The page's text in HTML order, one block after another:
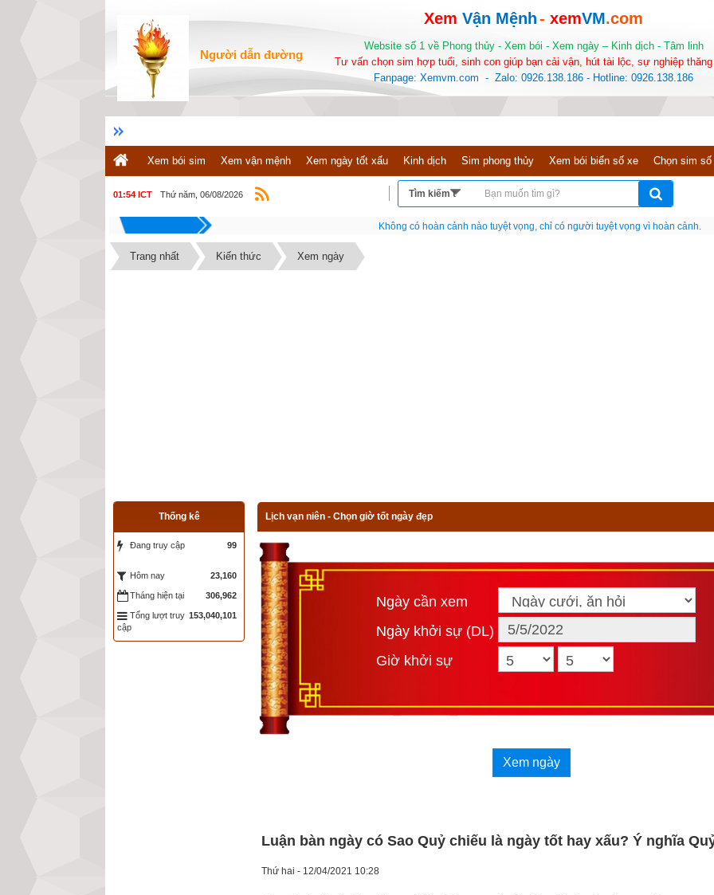
Người dẫn đường
Xem Vận Mệnh- xemVM.com
Website số 1 về Phong thủy - Xem bói - Xem ngày – Kinh dịch - Tâm linh
Tư vấn chọn sim hợp tuổi, sinh con giúp bạn cải vận, hút tài lộc, sự nghiệp
Fanpage: Xemvm.com - Zalo: 0926.138.186 - Hotline: 0926.138.186
Xem bói sim Xem vận mệnh Xem ngày tốt xấu Kinh dịch Sim phong thủy Xem bói biển số xe Chọn sim số
01:54 ICT Thứ năm, 06/08/2026
Nếu như không chịu học tập thì cho dù đi vạn dặm đường cũng chỉ là anh đưa
Trang nhất Kiến thức Xem ngày
Lịch vạn niên - Chọn giờ tốt ngày đẹp
Ngày cần xem
Ngày khởi sự (DL)
Giờ khởi sự
Xem ngày
Luận bàn ngày có Sao Quỷ chiếu là ngày tốt hay xấu? Ý nghĩa
Thứ hai - 12/04/2021 10:28
Thống kê
Đang truy cập 99
Hôm nay 23,160
Tháng hiện tại 306,962
Tổng lượt truy
cập
153,040,101